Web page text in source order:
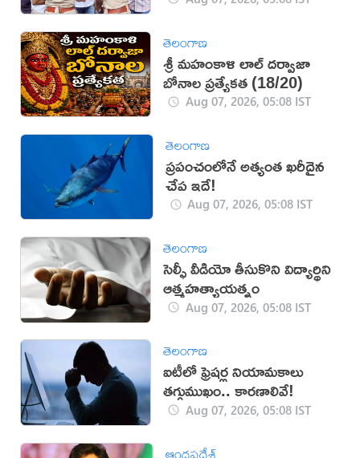
తెలంగాణ
శ్రీ మహంకాళి లాల్ దర్వాజా
బోనాల ప్రత్యేకత (18/20)
Aug 07, 2026, 05:08 IST
తెలంగాణ
ప్రపంచంలోనే అత్యంత ఖరీదైన
చేప ఇదే!
Aug 07, 2026, 05:08 IST
తెలంగాణ
సెల్ఫీ వీడియో తీసుకొని విద్యార్థిని
ఆత్మహత్యాయత్నం
Aug 07, 2026, 05:08 IST
తెలంగాణ
ఐటీలో ఫ్రెషర్ల నియామకాలు
తగ్గుముఖం.. కారణాలివే!
Aug 07, 2026, 05:08 IST